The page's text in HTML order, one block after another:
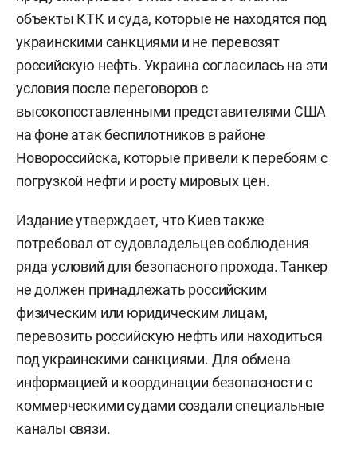
объекты КТК и суда, которые не находятся под
украинскими санкциями и не перевозят
российскую нефть. Украина согласилась на эти
условия после переговоров с
высокопоставленными представителями США
на фоне атак беспилотников в районе
Новороссийска, которые привели к перебоям с
погрузкой нефти и росту мировых цен.
Издание утверждает, что Киев также
потребовал от судовладельцев соблюдения
ряда условий для безопасного прохода. Танкер
не должен принадлежать российским
физическим или юридическим лицам,
перевозить российскую нефть или находиться
под украинскими санкциями. Для обмена
информацией и координации безопасности с
коммерческими судами создали специальные
каналы связи.